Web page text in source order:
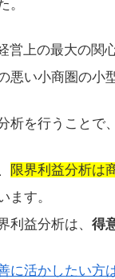
。
営上の最大の関
悪い小商圏の小
析を行うことで
限界利益分析は
ます。
利益分析は、 得
に活かしたい方